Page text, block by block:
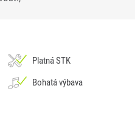
Platná STK
Bohatá výbava